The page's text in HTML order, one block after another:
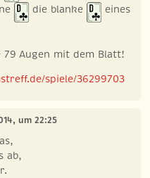
die blanke
eines
Augen mit dem Blatt!
spiele/36299703
um 22:25
ab,